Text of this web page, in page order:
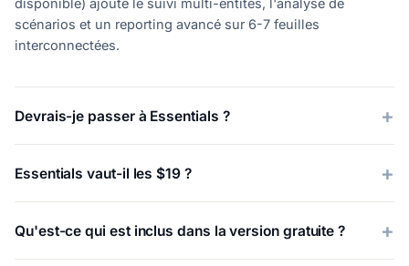
disponible) ajoute le suivi multi-entités, l'analyse de
scénarios et un reporting avancé sur 6-7 feuilles
interconnectées.
Devrais-je passer à Essentials ?
Essentials vaut-il les $19 ?
Qu'est-ce qui est inclus dans la version gratuite ?